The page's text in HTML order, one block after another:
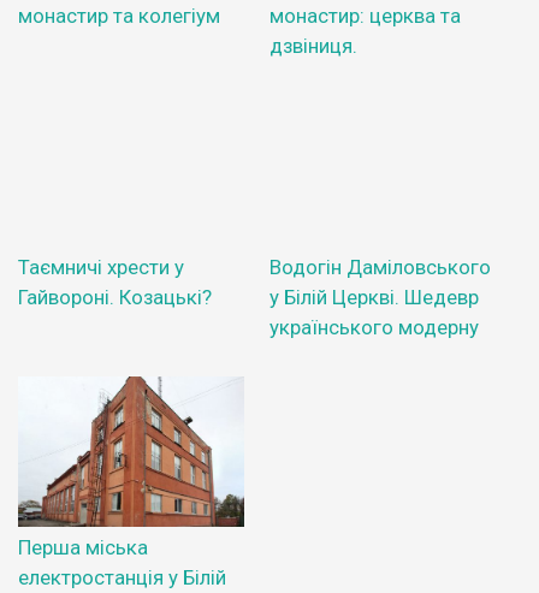
монастир та колегіум
монастир: церква та
дзвіниця.
Таємничі хрести у
Гайвороні. Козацькі?
Водогін Даміловського
у Білій Церкві. Шедевр
українського модерну
Перша міська
електростанція у Білій